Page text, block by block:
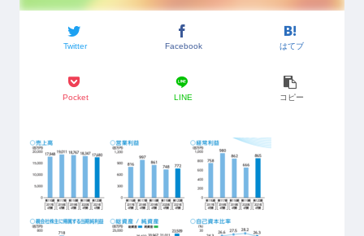
Twitter Facebook はてブ
Pocket LINE コピー